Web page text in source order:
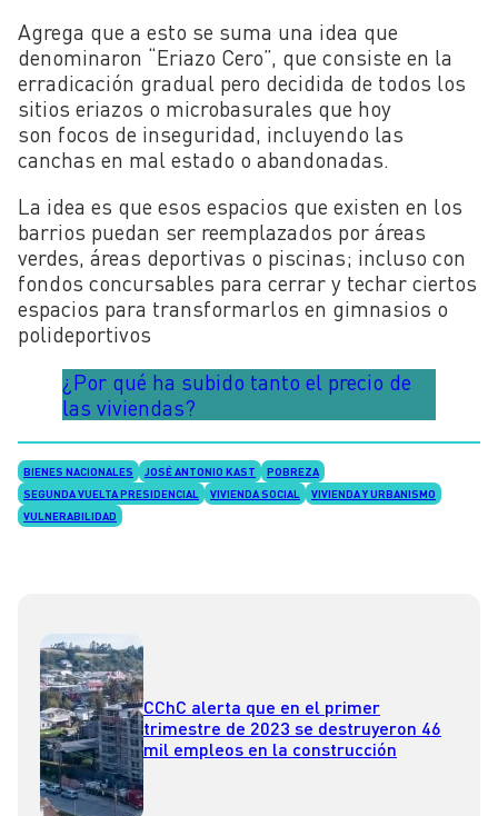
Agrega que a esto se suma una idea que
denominaron “Eriazo Cero”, que consiste en la
erradicación gradual pero decidida de todos los
sitios eriazos o microbasurales que hoy
son focos de inseguridad, incluyendo las
canchas en mal estado o abandonadas.
La idea es que esos espacios que existen en los
barrios puedan ser reemplazados por áreas
verdes, áreas deportivas o piscinas; incluso con
fondos concursables para cerrar y techar ciertos
espacios para transformarlos en gimnasios o
polideportivos
¿Por qué ha subido tanto el precio de
las viviendas?
BIENES NACIONALES JOSÉ ANTONIO KAST
POBREZA
SEGUNDA VUELTA PRESIDENCIAL
VIVIENDA SOCIAL
VIVIENDA Y URBANISMO
VULNERABILIDAD
CChC alerta que en el primer
trimestre de 2023 se destruyeron 46
mil empleos en la construcción